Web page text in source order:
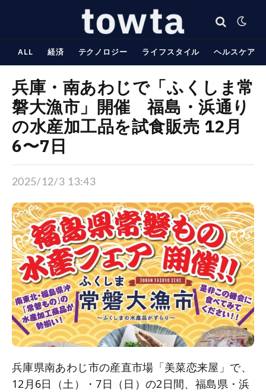
ALL 経済 テクノロジー ライフスタイル ヘルスケア
兵庫・南あわじで「ふくしま常
磐大漁市」開催 福島・浜通り
の水産加工品を試食販売 12月
6〜7日
2025/12/3 13:43
兵庫県南あわじ市の産直市場「美菜恋来屋」で、
12月6日（土）・7日（日）の2日間、福島県・浜